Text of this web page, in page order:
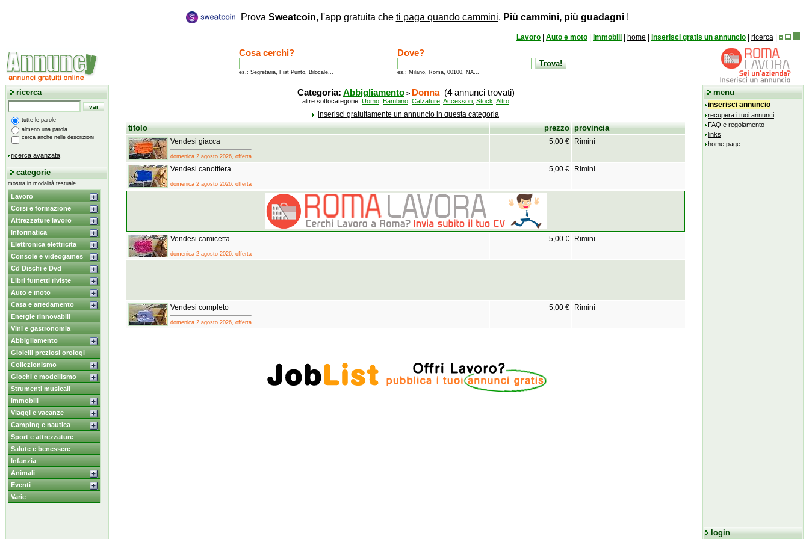
Prova Sweatcoin, l'app gratuita che ti paga quando cammini. Più cammini, più guadagni!
Lavoro Auto e moto Immobili home inserisci gratis un annuncio ricerca
Cosa cerchi?
es.: Segretaria, Fiat Punto, Bilocale...
Dove?
es.: Milano, Roma, 00100, NA...
ricerca
tutte le parole
almeno una parola
cerca anche nelle descrizioni
ricerca avanzata
categorie
mostra in modalità testuale
Lavoro
Corsi e formazione
Attrezzature lavoro
Informatica
Elettronica elettricita
Console e videogames
Cd Dischi e Dvd
Libri fumetti riviste
Auto e moto
Casa e arredamento
Energie rinnovabili
Vini e gastronomia
Abbigliamento
Gioielli preziosi orologi
Collezionismo
Giochi e modellismo
Strumenti musicali
Immobili
Viaggi e vacanze
Camping e nautica
Sport e attrezzature
Salute e benessere
Infanzia
Animali
Eventi
Varie
Categoria: Abbigliamento> Donna(4annunci trovati)
altre sottocategorie: Uomo Bambino Calzature Accessori Stock Altro
inserisci gratuitamente un annuncio in questa categoria
titolo prezzo provincia
Vendesi giacca
domenica 2 agosto 2026, offerta
5,00 € Rimini
Vendesi canottiera
domenica 2 agosto 2026, offerta
5,00 € Rimini
Vendesi camicetta
domenica 2 agosto 2026, offerta
5,00 € Rimini
Vendesi completo
domenica 2 agosto 2026, offerta
5,00 € Rimini
menu
inserisci annuncio
recupera i tuoi annunci
FAQ e regolamento
links
home page
login